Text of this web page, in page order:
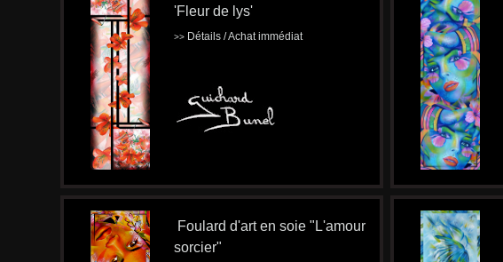
'Fleur de lys'
>> Détails / Achat immédiat
Foulard d'art en soie "L'amour
sorcier"